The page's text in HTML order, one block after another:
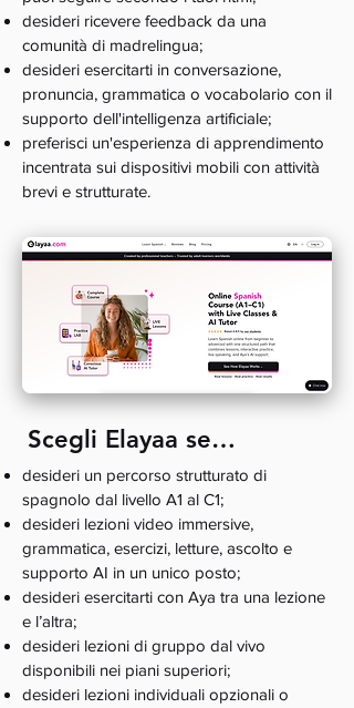
desideri ricevere feedback da una
comunità di madrelingua;
desideri esercitarti in conversazione,
pronuncia, grammatica o vocabolario con il
supporto dell'intelligenza artificiale;
preferisci un'esperienza di apprendimento
incentrata sui dispositivi mobili con attività
brevi e strutturate.
Scegli Elayaa se…
desideri un percorso strutturato di
spagnolo dal livello A1 al C1;
desideri lezioni video immersive,
grammatica, esercizi, letture, ascolto e
supporto AI in un unico posto;
desideri esercitarti con Aya tra una lezione
e l’altra;
desideri lezioni di gruppo dal vivo
disponibili nei piani superiori;
desideri lezioni individuali opzionali o